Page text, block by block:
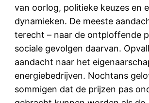
van oorlog, politieke keuzes en
dynamieken. De meeste
terecht – naar de ontploffende
sociale gevolgen daarvan.
aandacht naar het
energiebedrijven. Nochtans
sommigen dat de prijzen pas